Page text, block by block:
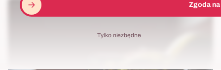
Tylko niezbędne
Zgoda